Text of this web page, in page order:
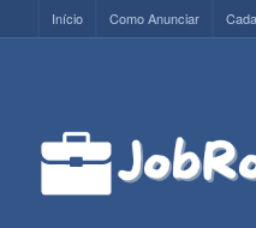
Início Como Anunciar